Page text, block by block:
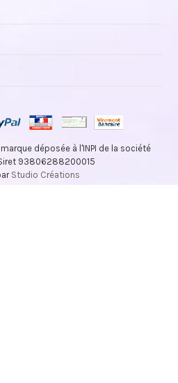
déposée à l'INPI de la société
93806288200015
Studio Créations